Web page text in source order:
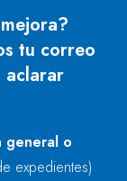
tu correo
aclarar
general o
expedientes)